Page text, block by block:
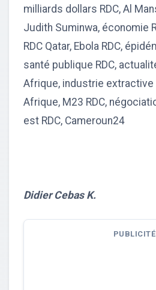
milliards dollars RDC, Al
Judith Suminwa, économie
RDC Qatar, Ebola RDC,
santé publique RDC,
Afrique, industrie extractive
Afrique, M23 RDC,
est RDC, Cameroun24
Didier Cebas K.
PUBLICITÉ